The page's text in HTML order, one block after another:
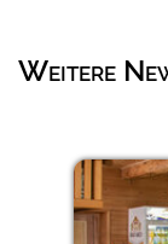
Weitere